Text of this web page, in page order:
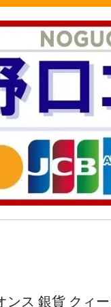
ンス 銀貨 クィ